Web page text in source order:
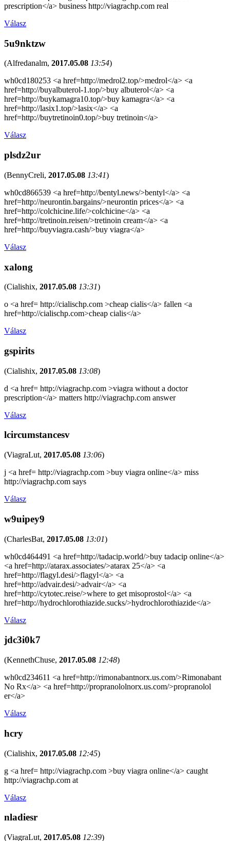
prescription</a> business http://viagrachp.com real
Válasz
5u9nktzw
(Alfredanalm, 2017.05.08 13:54)
wh0cd180253 <a href=http://medrol2.top/>medrol</a> <a
href=http://buyalbuterol-1.top/>buy albuterol</a> <a
href=http://buykamagra10.top/>buy kamagra</a> <a
href=http://lasix1.top/>lasix</a> <a
href=http://buytretinoin0.top/>buy tretinoin</a>
Válasz
plsdz2ur
(BennyCreli, 2017.05.08 13:41)
wh0cd866539 <a href=http://bentyl.news/>bentyl</a> <a
href=http://neurontin.bargains/>neurontin prices</a> <a
href=http://colchicine.life/>colchicine</a> <a
href=http://tretinoin.reisen/>tretinoin cream</a> <a
href=http://buyviagra.cash/>buy viagra</a>
Válasz
xalong
(Cialishix, 2017.05.08 13:31)
o <a href= http://cialischp.com >cheap cialis</a> fallen <a
href=http://cialischp.com>cheap cialis</a>
Válasz
gspirits
(Cialishix, 2017.05.08 13:08)
d <a href= http://viagrachp.com >viagra without a doctor
prescription</a> matters http://viagrachp.com answer
Válasz
lcircumstancesv
(ViagraLut, 2017.05.08 13:06)
j <a href= http://viagrachp.com >buy viagra online</a> miss
http://viagrachp.com says
Válasz
w9uipey9
(CharlesBat, 2017.05.08 13:01)
wh0cd464491 <a href=http://tadacip.world/>buy tadacip online</a>
<a href=http://atarax.associates/>atarax 25</a> <a
href=http://flagyl.desi/>flagyl</a> <a
href=http://advair.desi/>advair</a> <a
href=http://cytotec.reise/>where to get misoprostol</a> <a
href=http://hydrochlorothiazide.sucks/>hydrochlorothiazide</a>
Válasz
jdc3i0k7
(KennethChuse, 2017.05.08 12:48)
wh0cd234611 <a href=http://rimonabantnorx.us.com/>Rimonabant
No Rx</a> <a href=http://propranololnorx.us.com/>propranolol
er</a>
Válasz
hcry
(Cialishix, 2017.05.08 12:45)
g <a href= http://viagrachp.com >buy viagra online</a> caught
http://viagrachp.com at
Válasz
nladiesr
(ViagraLut, 2017.05.08 12:39)